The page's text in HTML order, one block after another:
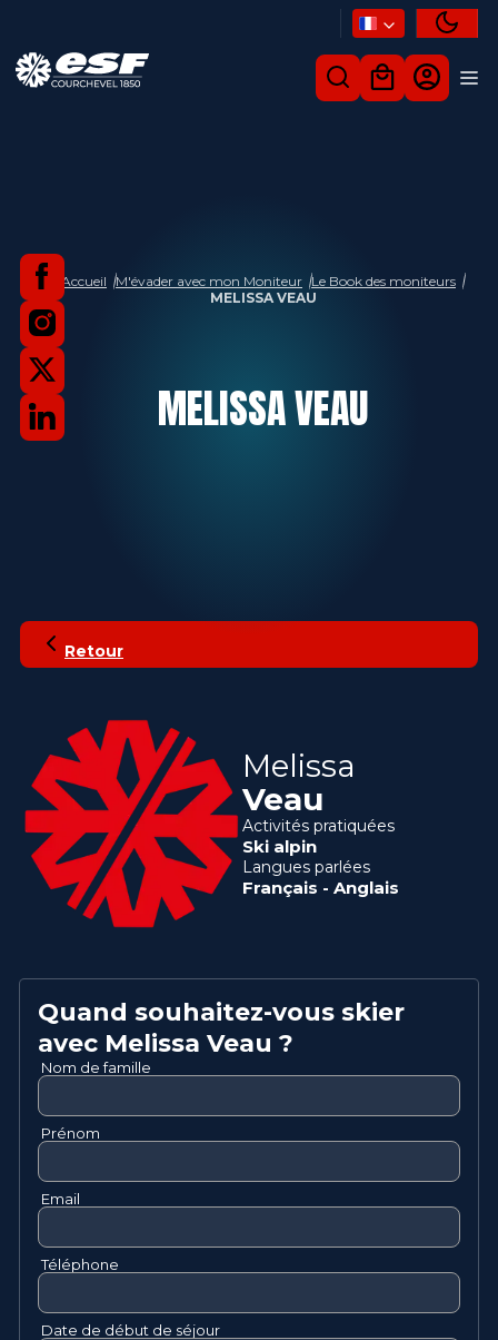
Accueil M'évader avec mon Moniteur Le Book des moniteurs
MELISSA VEAU
MELISSAVEAU
Retour
Melissa
Veau
Activités pratiquées
Ski alpin
Langues parlées
Français - Anglais
Quand souhaitez-vous skier
avec Melissa Veau ?
Nom de famille
Prénom
Email
Téléphone
Date de début de séjour